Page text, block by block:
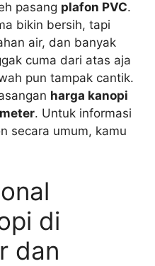
pasang plafon PVC.
bikin bersih, tapi
air, dan banyak
cuma dari atas aja
pun tampak cantik.
harga kanopi
. Untuk informasi
secara umum, kamu
di
dan